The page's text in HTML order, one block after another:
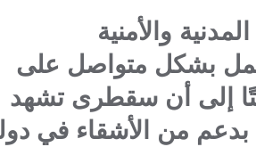
والأمنية
بشكل متواصل على
إلى أن سقطرى تشهد
بدعم من الأشقاء في